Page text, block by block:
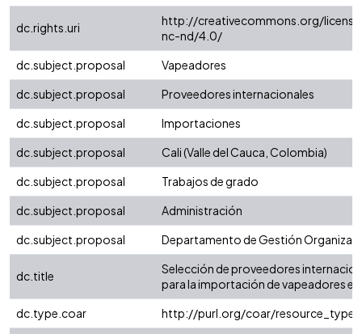
dc.rights.uri
http://creativecommons.org/
nc-nd/4.0/
dc.subject.proposal
Vapeadores
dc.subject.proposal
Proveedores internacionales
dc.subject.proposal
Importaciones
dc.subject.proposal
Cali (Valle del Cauca, Colombia)
dc.subject.proposal
Trabajos de grado
dc.subject.proposal
Administración
dc.subject.proposal
Departamento de Gestión
dc.title
Selección de proveedores
para la importación de vapeadores en
dc.type.coar
http://purl.org/coar/resource_type/